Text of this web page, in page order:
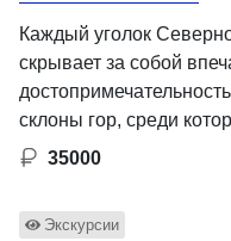
Каждый уголок
скрывает за собой
склоны гор, среди
35000
Экскурсии